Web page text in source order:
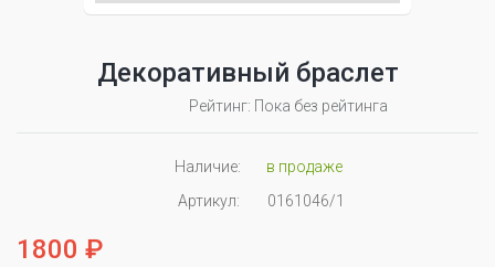
Декоративный браслет
Рейтинг: Пока без рейтинга
Наличие:
в продаже
Артикул:
0161046/1
1800 ₽